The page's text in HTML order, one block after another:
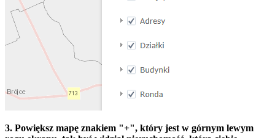
3. Powiększ mapę znakiem "+", który jest w górnym lewym